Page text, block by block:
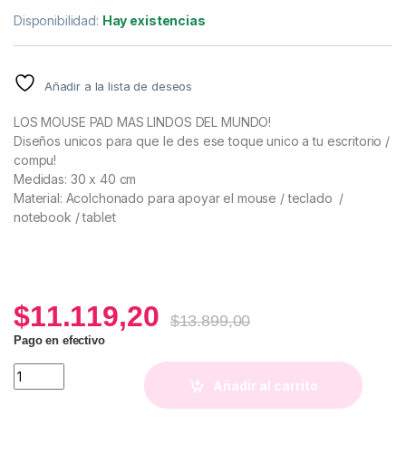
Disponibilidad: Hay existencias
Añadir a la lista de deseos
LOS MOUSE PAD MAS LINDOS DEL MUNDO!
Diseños unicos para que le des ese toque unico a tu escritorio /
compu!
Medidas: 30 x 40 cm
Material: Acolchonado para apoyar el mouse / teclado /
notebook / tablet
$11.119,20 $13.899,00
Pago en efectivo
Mouse Pad XXL (Estampa Ampi) quantity
Añadir al carrito